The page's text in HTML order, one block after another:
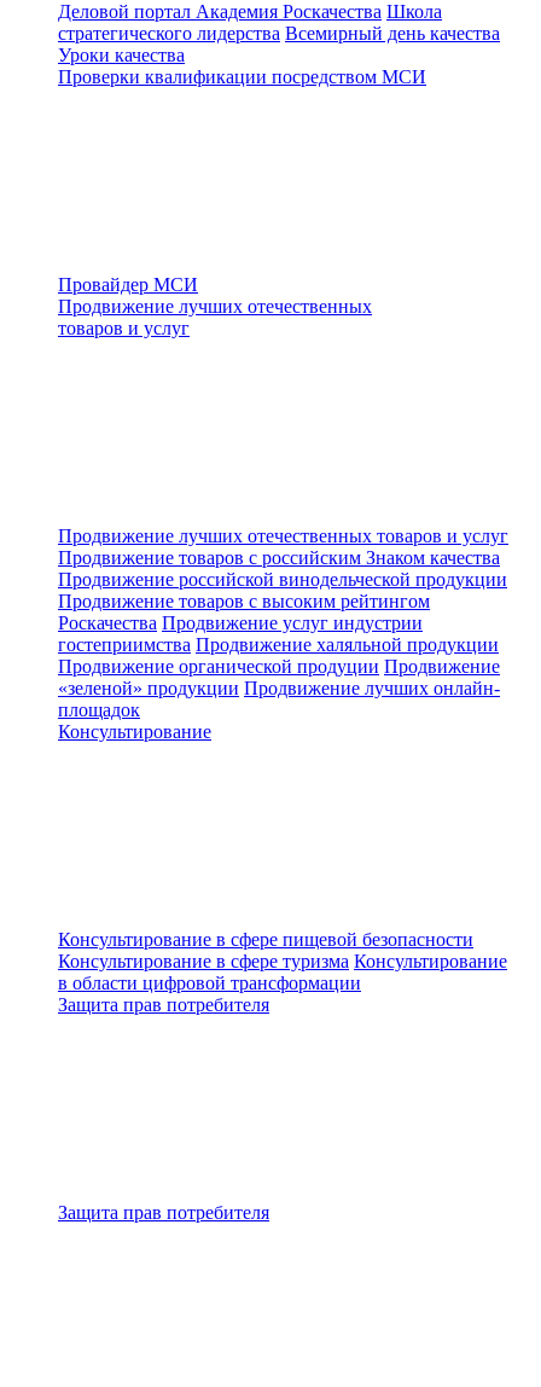
Деловой портал Академия Роскачества Школа
стратегического лидерства Всемирный день качества
Уроки качества
Проверки квалификации посредством МСИ
Провайдер МСИ
Продвижение лучших отечественных
товаров и услуг
Продвижение лучших отечественных товаров и услуг
Продвижение товаров с российским Знаком качества
Продвижение российской винодельческой продукции
Продвижение товаров с высоким рейтингом
Роскачества Продвижение услуг индустрии
гостеприимства Продвижение халяльной продукции
Продвижение органической продуции Продвижение
«зеленой» продукции Продвижение лучших онлайн-
площадок
Консультирование
Консультирование в сфере пищевой безопасности
Консультирование в сфере туризма Консультирование
в области цифровой трансформации
Защита прав потребителя
Защита прав потребителя